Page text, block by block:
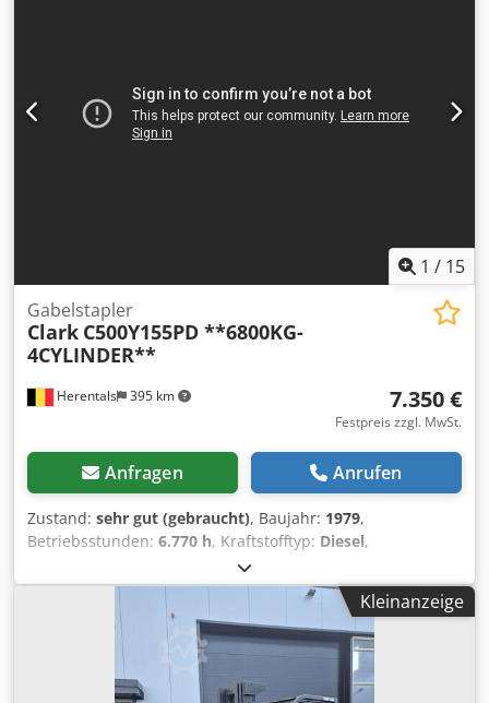
1 / 15
Herentals 395 km
Gabelstapler
Clark C500Y155PD **6800KG-
4CYLINDER**
7.350 €
Festpreis zzgl. MwSt.
Anfragen Anrufen
Zustand: sehr gut (gebraucht), Baujahr: 1979,
Betriebsstunden: 6.770 h, Kraftstofftyp: Diesel,
, Farbe:
Optionen und Zubehör = - Zwillingsreifen = Weitere
Informationen = Baujahr: 1979 Djdpfx Aoyy Thbopmeck
Hubkapazität: 6.800 kg Technischer Zustand: sehr gut
Optischer Zustand: sehr gut
Kleinanzeige